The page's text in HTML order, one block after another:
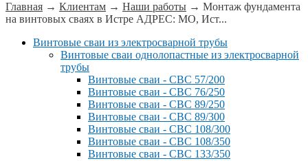
Главная → Клиентам → Наши работы → Монтаж фундамента
на винтовых сваях в Истре АДРЕС: МО, Ист...
Винтовые сваи из электросварной трубы
Винтовые сваи однолопастные из электросварной
трубы
Винтовые сваи - СВС 57/200
Винтовые сваи - СВС 76/250
Винтовые сваи - СВС 89/250
Винтовые сваи - СВС 89/300
Винтовые сваи - СВС 108/300
Винтовые сваи - СВС 108/350
Винтовые сваи - СВС 133/350